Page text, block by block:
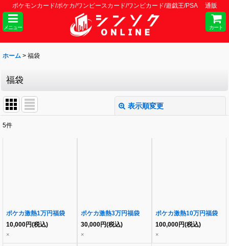
ポケモンカード/ポケカ/ワンピースカード/ワンピカード/遊戯王/PSA 通販
メニュー カート
ホーム > 福袋
福袋
表示順変更
5件
ポケカ激熱1万円福袋
10,000円(税込)
×
ポケカ激熱3万円福袋
30,000円(税込)
×
ポケカ激熱10万円福袋
100,000円(税込)
×